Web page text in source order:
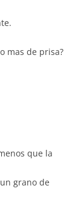
mas de prisa?
que la
grano de